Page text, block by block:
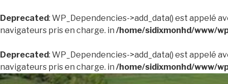
Deprecated: WP_Dependencies->add_data() est appelé
navigateurs pris en charge. in /home/sidixmonhd/www/
Deprecated: WP_Dependencies->add_data() est appelé
navigateurs pris en charge. in /home/sidixmonhd/www/
Aller